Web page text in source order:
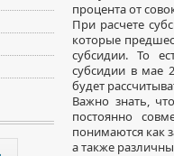
процента от
При расчете
которые
субсидии. То
субсидии в мае
будет
Важно знать,
постоянно
понимаются как
а также